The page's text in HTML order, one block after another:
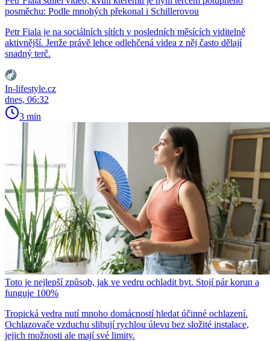
posměchu: Podle mnohých překonal i Schillerovou
Petr Fiala je na sociálních sítích v posledních měsících viditelně
aktivnější. Jenže právě lehce odlehčená videa z něj často dělají
snadný terč.
In-lifestyle.cz
dnes, 06:32
3 min
Toto je nejlepší způsob, jak ve vedru ochladit byt. Stojí pár korun a
funguje 100%
Tropická vedra nutí mnoho domácností hledat účinné ochlazení.
Ochlazovače vzduchu slibují rychlou úlevu bez složité instalace,
jejich možnosti ale mají své limity.